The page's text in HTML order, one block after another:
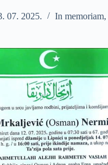
07. 2025. In memoriam,